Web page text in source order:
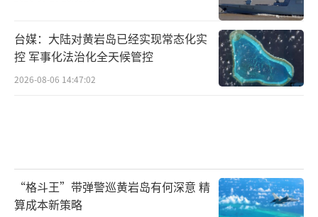
台媒：大陆对黄岩岛已经实现常态化实
控 军事化法治化全天候管控
2026-08-06 14:47:02
“格斗王”带弹警巡黄岩岛有何深意 精
算成本新策略